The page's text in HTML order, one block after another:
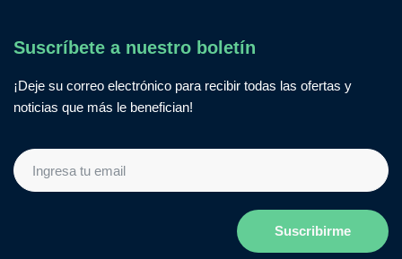
Suscríbete a nuestro boletín
¡Deje su correo electrónico para recibir todas las ofertas y
noticias que más le benefician!
Suscribirme